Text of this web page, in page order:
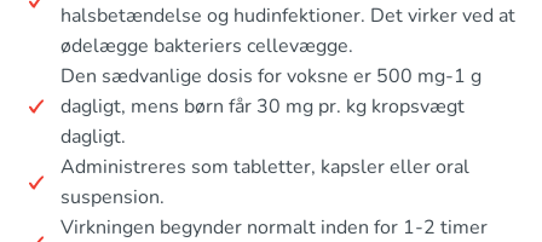
halsbetændelse og hudinfektioner. Det virker ved at
ødelægge bakteriers cellevægge.
Den sædvanlige dosis for voksne er 500 mg-1 g
dagligt, mens børn får 30 mg pr. kg kropsvægt
dagligt.
Administreres som tabletter, kapsler eller oral
suspension.
Virkningen begynder normalt inden for 1-2 timer